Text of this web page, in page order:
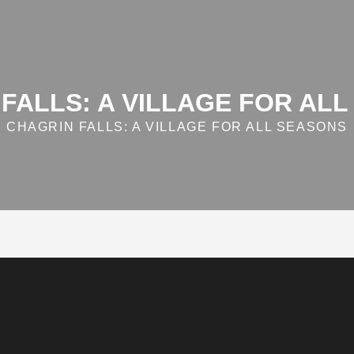
A VILLAGE FOR ALL
CHAGRIN FALLS: A VILLAGE FOR ALL SEASONS